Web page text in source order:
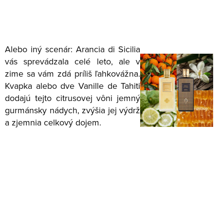
Alebo iný scenár: Arancia di Sicilia
vás sprevádzala celé leto, ale v
zime sa vám zdá príliš ľahkovážna.
Kvapka alebo dve Vanille de Tahiti
dodajú tejto citrusovej vôni jemný
gurmánsky nádych, zvýšia jej výdrž
a zjemnia celkový dojem.